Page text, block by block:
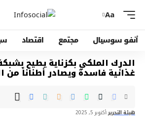
Aa
أنفو سوسيال مجتمع اقتصاد
الدرك الملكي بكزناية يطيح
غذائية فاسدة ويصادر أطناناً من
هيئة التحرير أكتوبر 5, 2025